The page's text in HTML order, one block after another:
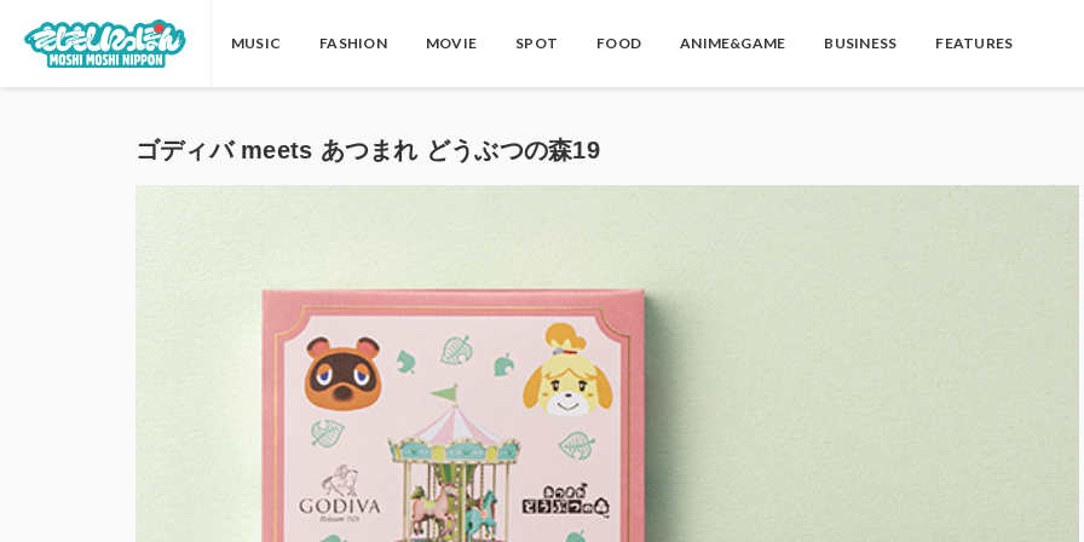
MUSIC FASHION MOVIE SPOT FOOD ANIME&GAME BUSINESS FEATURES
ゴディバ meets あつまれ どうぶつの森19